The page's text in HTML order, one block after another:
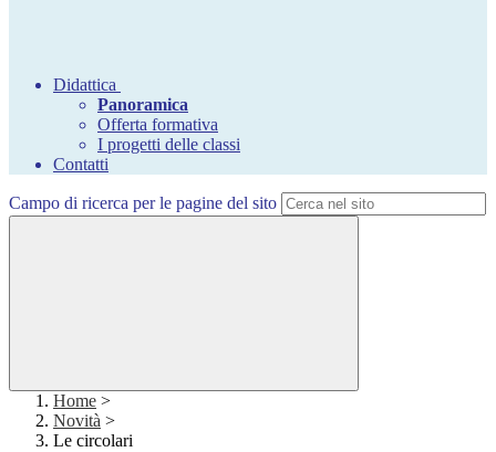
Didattica
Panoramica
Offerta formativa
I progetti delle classi
Contatti
Campo di ricerca per le pagine del sito
Home >
Novità >
Le circolari